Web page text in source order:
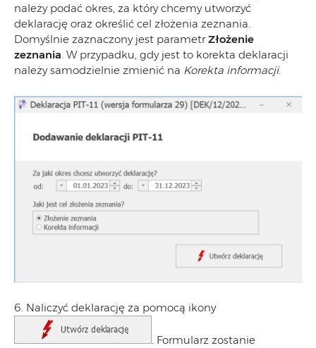
należy podać okres, za który chcemy utworzyć
deklarację oraz określić cel złożenia zeznania.
Domyślnie zaznaczony jest parametrZłożenie
zeznania. W przypadku, gdy jest to korekta deklaracji
należy samodzielnie zmienić na Korekta informacji.
6. Naliczyć deklarację za pomocą ikony
. Formularz zostanie